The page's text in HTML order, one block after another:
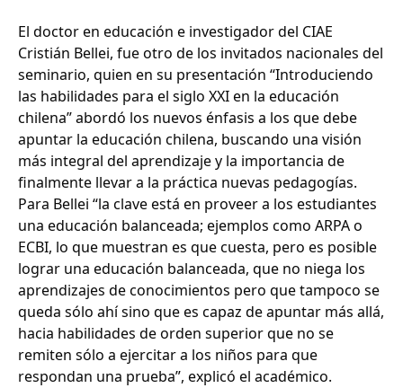
El doctor en educación e investigador del CIAE
Cristián Bellei, fue otro de los invitados nacionales del
seminario, quien en su presentación “Introduciendo
las habilidades para el siglo XXI en la educación
chilena” abordó los nuevos énfasis a los que debe
apuntar la educación chilena, buscando una visión
más integral del aprendizaje y la importancia de
finalmente llevar a la práctica nuevas pedagogías.
Para Bellei “la clave está en proveer a los estudiantes
una educación balanceada; ejemplos como ARPA o
ECBI, lo que muestran es que cuesta, pero es posible
lograr una educación balanceada, que no niega los
aprendizajes de conocimientos pero que tampoco se
queda sólo ahí sino que es capaz de apuntar más allá,
hacia habilidades de orden superior que no se
remiten sólo a ejercitar a los niños para que
respondan una prueba”, explicó el académico.